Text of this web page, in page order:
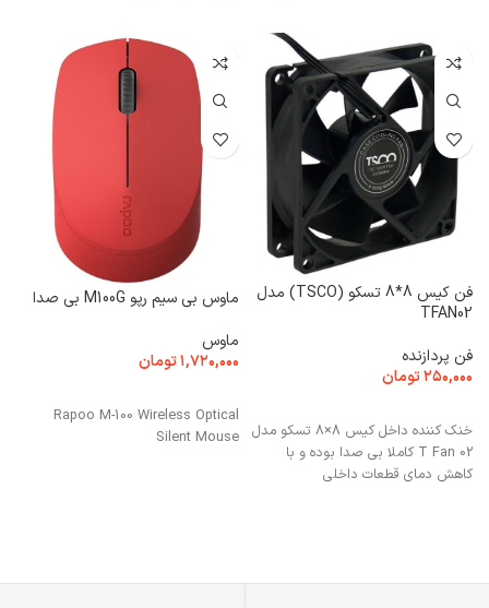
فن کیس 8*8 تسکو (TSCO) مدل
TFAN02
فن پردازنده
۲۵۰,۰۰۰تومان
خنک کننده داخل کیس 8×8 تسکو مدل
T Fan 02 کاملا بی صدا بوده و با
کاهش دمای قطعات داخلی
ماوس بی سیم رپو M100G بی صدا
ماوس
۱,۷۲۰,۰۰۰تومان
Rapoo M-100 Wireless Optical
Silent Mouse